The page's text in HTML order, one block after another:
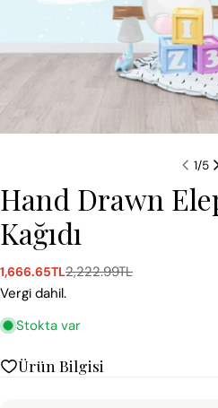
1/5
Hand Drawn
Kağıdı
Satış
ücreti
1,666.65TL
Normal
fiyat
2,222.99TL
Vergi dahil.
Stokta var
Ürün Bilgisi